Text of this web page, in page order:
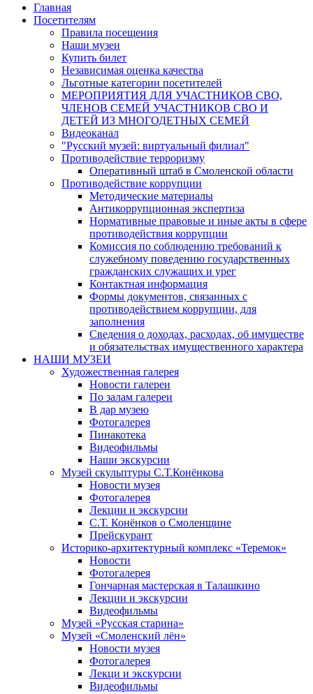
Главная
Посетителям
Правила посещения
Наши музеи
Купить билет
Независимая оценка качества
Льготные категории посетителей
МЕРОПРИЯТИЯ ДЛЯ УЧАСТНИКОВ СВО,
ЧЛЕНОВ СЕМЕЙ УЧАСТНИКОВ СВО И
ДЕТЕЙ ИЗ МНОГОДЕТНЫХ СЕМЕЙ
Видеоканал
"Русский музей: виртуальный филиал"
Противодействие терроризму
Оперативный штаб в Смоленской области
Противодействие коррупции
Методические материалы
Антикоррупционная экспертиза
Нормативные правовые и иные акты в сфере
противодействия коррупции
Комиссия по соблюдению требований к
служебному поведению государственных
гражданских служащих и урег
Контактная информация
Формы документов, связанных с
противодействием коррупции, для
заполнения
Сведения о доходах, расходах, об имуществе
и обязательствах имущественного характера
НАШИ МУЗЕИ
Художественная галерея
Новости галереи
По залам галереи
В дар музею
Фотогалерея
Пинакотека
Видеофильмы
Наши экскурсии
Музей скульптуры С.Т.Конёнкова
Новости музея
Фотогалерея
Лекции и экскурсии
С.Т. Конёнков о Смоленщине
Прейскурант
Историко-архитектурный комплекс «Теремок»
Новости
Фотогалерея
Гончарная мастерская в Талашкино
Лекции и экскурсии
Видеофильмы
Музей «Русская старина»
Музей «Смоленский лён»
Новости музея
Фотогалерея
Лекци и экскурсии
Видеофильмы